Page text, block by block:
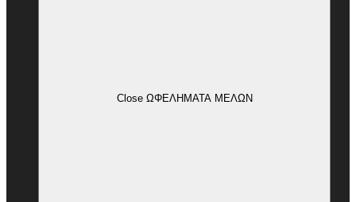
Close ΩΦΕΛΗΜΑΤΑ ΜΕΛΩΝ